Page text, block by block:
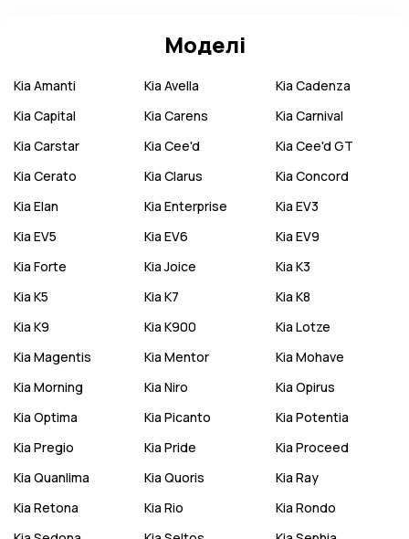
Моделі
Kia Amanti Kia Avella Kia Cadenza
Kia Capital Kia Carens Kia Carnival
Kia Carstar Kia Cee'd Kia Cee'd GT
Kia Cerato Kia Clarus Kia Concord
Kia Elan Kia Enterprise Kia EV3
Kia EV5 Kia EV6 Kia EV9
Kia Forte Kia Joice Kia K3
Kia K5 Kia K7 Kia K8
Kia K9 Kia K900 Kia Lotze
Kia Magentis Kia Mentor Kia Mohave
Kia Morning Kia Niro Kia Opirus
Kia Optima Kia Picanto Kia Potentia
Kia Pregio Kia Pride Kia Proceed
Kia Quanlima Kia Quoris Kia Ray
Kia Retona Kia Rio Kia Rondo